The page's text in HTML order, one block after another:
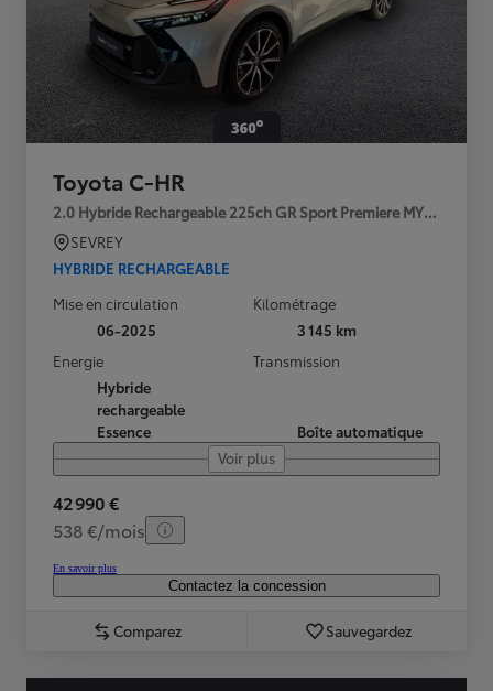
Toyota C-HR
2.0 Hybride Rechargeable 225ch GR Sport Premiere MY25
SEVREY
HYBRIDE RECHARGEABLE
Mise en circulation
06-2025
Kilométrage
3 145 km
Energie
Hybride
rechargeable
Essence
Transmission
Boîte automatique
Voir plus
42 990 €
538 €/mois
En savoir plus
Contactez la concession
Comparez Sauvegardez